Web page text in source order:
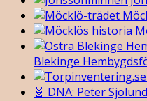
Blekinge
🧬 DNA: Peter Sjölund